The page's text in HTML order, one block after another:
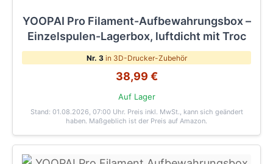
YOOPAI Pro Filament-Aufbewahrungsbox –
Einzelspulen-Lagerbox, luftdicht mit Troc
Nr. 3in 3D-Drucker-Zubehör
38,99 €
Auf Lager
Stand: 01.08.2026, 07:00 Uhr. Preis inkl. MwSt., kann sich geändert
haben. Maßgeblich ist der Preis auf Amazon.